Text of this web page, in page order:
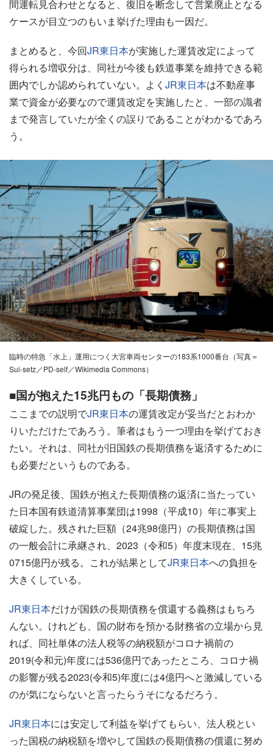
間運転見合わせとなると、復旧を断念して営業廃止となる
ケースが目立つのもいま挙げた理由も一因だ。
まとめると、今回JR東日本が実施した運賃改定によって
得られる増収分は、同社が今後も鉄道事業を維持できる範
囲内でしか認められていない。よく JR東日本は不動産事
業で資金が必要なので運賃改定を実施したと、一部の識者
まで発言していたが全くの誤りであることがわかるであろ
う。
臨時の特急「水上」運用につく大宮車両センターの183系1000番台（写真＝
Sui-setz／PD-self／Wikimedia Commons）
■国が抱えた15兆円もの「長期債務」
ここまでの説明でJR東日本の運賃改定が妥当だとおわか
りいただけたであろう。筆者はもう一つ理由を挙げておき
たい。それは、同社が旧国鉄の長期債務を返済するために
も必要だというものである。
JRの発足後、国鉄が抱えた長期債務の返済に当たってい
た日本国有鉄道清算事業団は1998（平成10）年に事実上
破綻した。残された巨額（24兆98億円）の長期債務は国
の一般会計に承継され、2023（令和5）年度末現在、15兆
0715億円が残る。これが結果としてJR東日本への負担を
大きくしている。
JR東日本だけが国鉄の長期債務を償還する義務はもちろ
んない。けれども、国の財布を預かる財務省の立場から見
れば、同社単体の法人税等の納税額がコロナ禍前の
2019(令和元)年度には536億円であったところ、コロナ禍
の影響が残る2023(令和5)年度には4億円へと激減している
のが気にならないと言ったらうそになるだろう。
JR東日本には安定して利益を挙げてもらい、法人税とい
った国税の納税額を増やして国鉄の長期債務の償還に努め